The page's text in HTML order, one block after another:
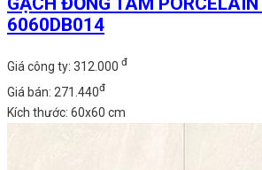
6060DB014
Giá công ty: 312.000 đ
Giá bán: 271.440đ
Kích thước: 60x60 cm